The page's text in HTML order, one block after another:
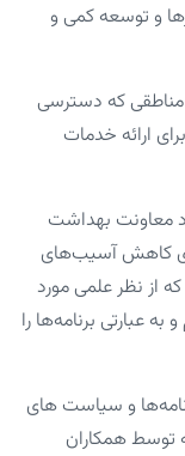
و توسعه کمی و
مناطقی که دسترسی
ارائه خدمات
معاونت بهداشت
کاهش آسیب‌های
از نظر علمی مورد
به عبارتی برنامه‌ها را
و سیاست های
توسط همکاران